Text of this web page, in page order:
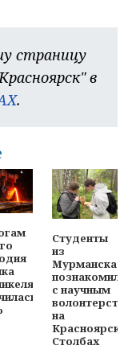
страницу
в
.
Студенты
из
Мурманска
с научным
на
Красноярских
Столбах